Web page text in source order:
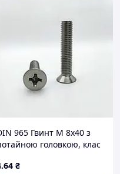
965 Гвинт М 8х40 з
головкою, клас
.64 ₴